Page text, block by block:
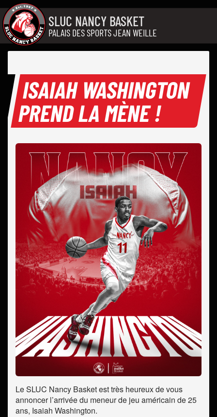
Aller au contenu
SLUC NANCY BASKET
PALAIS DES SPORTS JEAN WEILLE
ISAIAH WASHINGTON
PREND LA MÈNE !
Le SLUC Nancy Basket est très heureux de vous
annoncer l’arrivée du meneur de jeu américain de 25
ans, Isaiah Washington.